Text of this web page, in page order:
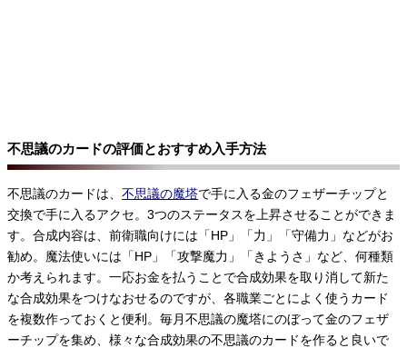
不思議のカードの評価とおすすめ入手方法
不思議のカードは、 不思議の魔塔で手に入る金のフェザーチップと
交換で手に入るアクセ。3つのステータスを上昇させることができま
す。合成内容は、前衛職向けには「HP」「力」「守備力」などがお
勧め。魔法使いには「HP」「攻撃魔力」「きようさ」など、何種類
か考えられます。一応お金を払うことで合成効果を取り消して新た
な合成効果をつけなおせるのですが、各職業ごとによく使うカード
を複数作っておくと便利。毎月不思議の魔塔にのぼって金のフェザ
ーチップを集め、様々な合成効果の不思議のカードを作ると良いで